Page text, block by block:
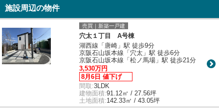
施設周辺の物件
売買｜新築一戸建
穴太１丁目 A号棟
湖西線「唐崎」駅 徒歩9分
京阪石山坂本線「穴太」駅 徒歩6分
京阪石山坂本線「松ノ馬場」駅 徒歩21分
3,530万円
8月6日 値下げ
間取:3LDK
建物面積:91.12㎡ / 27.56坪
土地面積:142.33㎡ / 43.05坪